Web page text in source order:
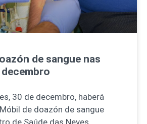
de sangue nas
30 de decembro, haberá
de doazón de sangue